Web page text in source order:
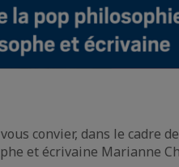
convier, dans le cadre
et écrivaine Marianne